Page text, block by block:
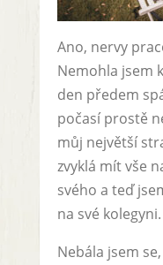
Ano, nervy
Nemohla jsem
den předem
počasí prostě
můj největší
zvyklá mít vše
svého a teď
na své kolegyni.
Nebála jsem